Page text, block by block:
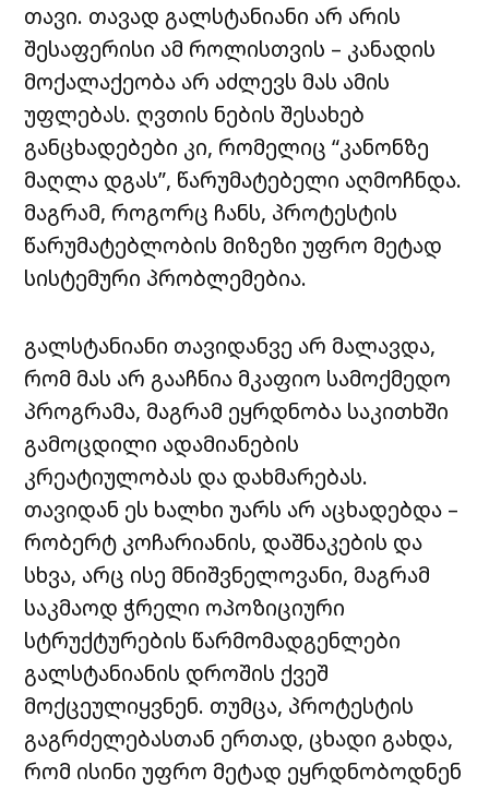
თავი. თავად გალსტანიანი არ არის
შესაფერისი ამ როლისთვის – კანადის
მოქალაქეობა არ აძლევს მას ამის
უფლებას. ღვთის ნების შესახებ
განცხადებები კი, რომელიც “კანონზე
მაღლა დგას”, წარუმატებელი აღმოჩნდა.
მაგრამ, როგორც ჩანს, პროტესტის
წარუმატებლობის მიზეზი უფრო მეტად
სისტემური პრობლემებია.
გალსტანიანი თავიდანვე არ მალავდა,
რომ მას არ გააჩნია მკაფიო სამოქმედო
პროგრამა, მაგრამ ეყრდნობა საკითხში
გამოცდილი ადამიანების
კრეატიულობას და დახმარებას.
თავიდან ეს ხალხი უარს არ აცხადებდა –
რობერტ კოჩარიანის, დაშნაკების და
სხვა, არც ისე მნიშვნელოვანი, მაგრამ
საკმაოდ ჭრელი ოპოზიციური
სტრუქტურების წარმომადგენლები
გალსტანიანის დროშის ქვეშ
მოქცეულიყვნენ. თუმცა, პროტესტის
გაგრძელებასთან ერთად, ცხადი გახდა,
რომ ისინი უფრო მეტად ეყრდნობოდნენ